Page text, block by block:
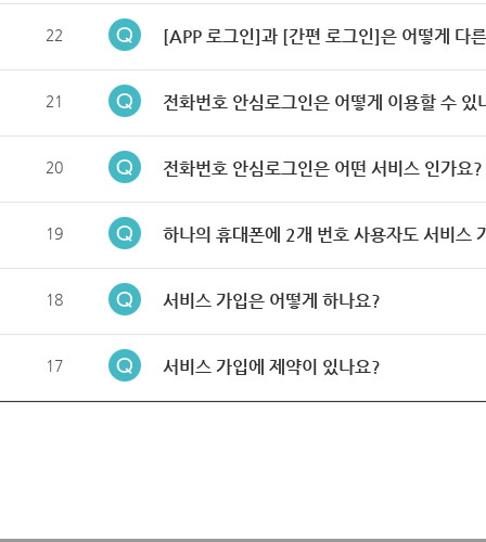
22 [APP 로그인]과 [간편 로그인]은 어떻게 다
21 전화번호 안심로그인은 어떻게 이용할 수 있
20 전화번호 안심로그인은 어떤 서비스 인가요?
19 하나의 휴대폰에 2개 번호 사용자도 서비스
18 서비스 가입은 어떻게 하나요?
17 서비스 가입에 제약이 있나요?